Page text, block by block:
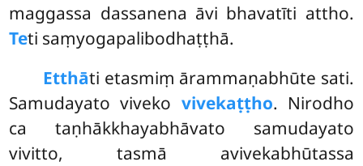
maggassa dassanena āvi bhavatīti attho.
Teti saṃyogapalibodhaṭṭhā.
Etthāti etasmiṃ ārammaṇabhūte sati.
Samudayato viveko vivekaṭṭho. Nirodho
ca taṇhākkhayabhāvato samudayato
vivitto, tasmā avivekabhūtassa